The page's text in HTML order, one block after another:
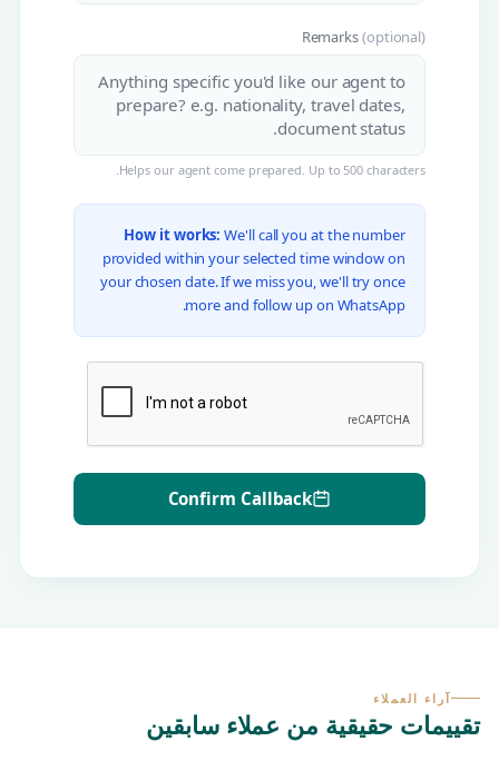
Remarks(optional)
Helps our agent come prepared. Up to 500 characters.
How it works: We'll call you at the number
provided within your selected time window on
your chosen date. If we miss you, we'll try once
more and follow up on WhatsApp.
Confirm Callback
آراء العملاء
تقييمات حقيقية من عملاء سابقين